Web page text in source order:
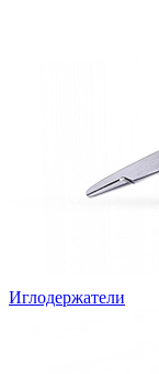
Иглодержатели